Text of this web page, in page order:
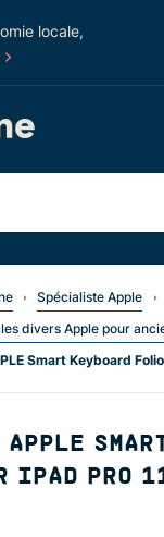
locale,
Spécialiste Apple
divers Apple pour
Smart Keyboard
IPAD PRO